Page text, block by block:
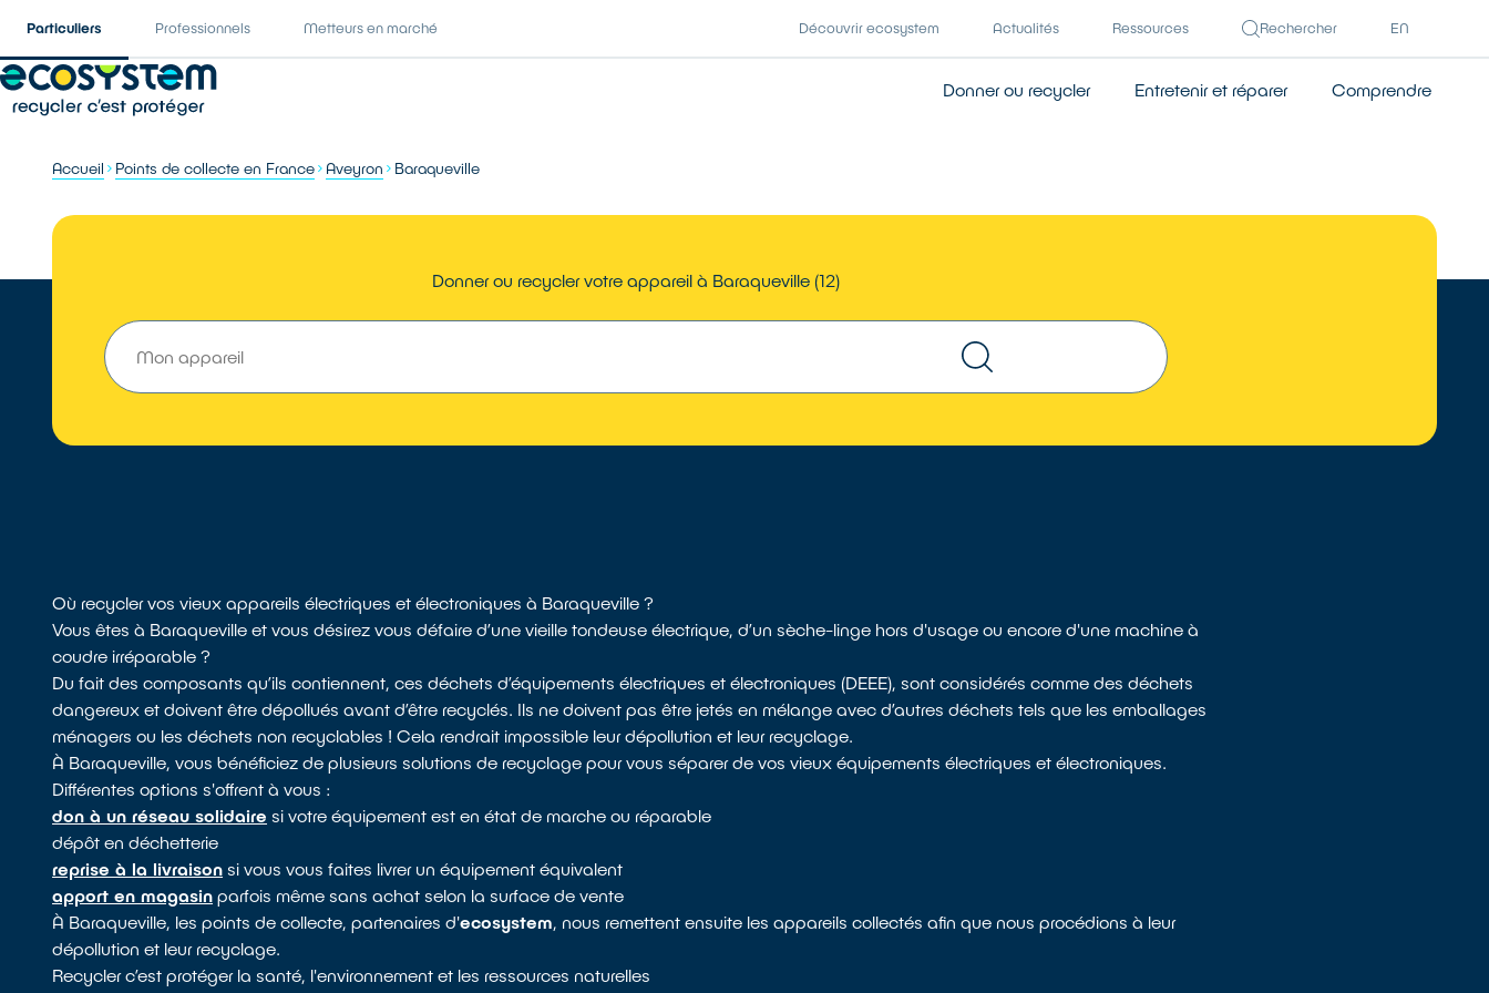
Particuliers Professionnels Metteurs en marché Découvrir ecosystem Actualités Ressources Rechercher EN
Donner ou recycler Entretenir et réparer Comprendre
Accueil Points de collecte en France Aveyron Baraqueville
Donner ou recycler votre appareil à Baraqueville (12)
Où recycler vos vieux appareils électriques et électroniques à Baraqueville ?
Vous êtes à Baraqueville et vous désirez vous défaire d’une vieille tondeuse électrique, d’un sèche-linge hors d'usage ou encore d'une machine à
coudre irréparable ?
Du fait des composants qu’ils contiennent, ces déchets d’équipements électriques et électroniques (DEEE), sont considérés comme des déchets
dangereux et doivent être dépollués avant d’être recyclés. Ils ne doivent pas être jetés en mélange avec d’autres déchets tels que les emballages
ménagers ou les déchets non recyclables ! Cela rendrait impossible leur dépollution et leur recyclage.
À Baraqueville, vous bénéficiez de plusieurs solutions de recyclage pour vous séparer de vos vieux équipements électriques et électroniques.
Différentes options s'offrent à vous :
don à un réseau solidaire si votre équipement est en état de marche ou réparable
dépôt en déchetterie
reprise à la livraison si vous vous faites livrer un équipement équivalent
apport en magasin parfois même sans achat selon la surface de vente
À Baraqueville, les points de collecte, partenaires d'ecosystem, nous remettent ensuite les appareils collectés afin que nous procédions à leur
dépollution et leur recyclage.
Recycler c’est protéger la santé, l'environnement et les ressources naturelles